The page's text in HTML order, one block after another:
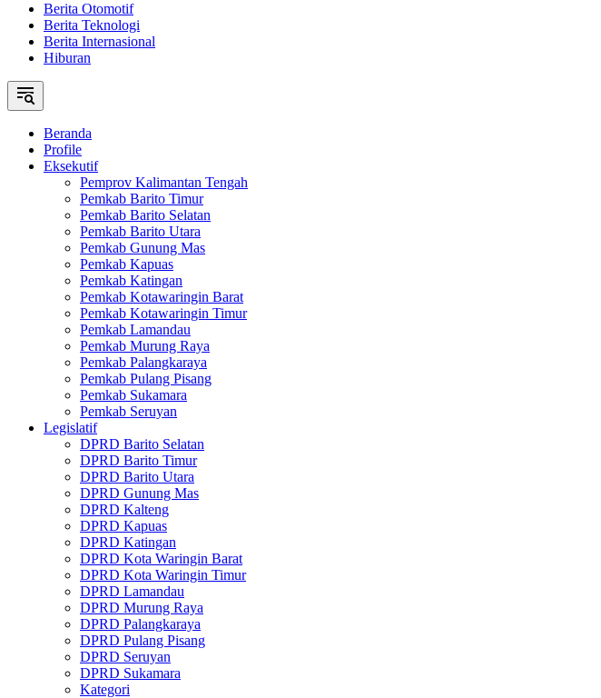
Berita Otomotif
Berita Teknologi
Berita Internasional
Hiburan
Beranda
Profile
Eksekutif
Pemprov Kalimantan Tengah
Pemkab Barito Timur
Pemkab Barito Selatan
Pemkab Barito Utara
Pemkab Gunung Mas
Pemkab Kapuas
Pemkab Katingan
Pemkab Kotawaringin Barat
Pemkab Kotawaringin Timur
Pemkab Lamandau
Pemkab Murung Raya
Pemkab Palangkaraya
Pemkab Pulang Pisang
Pemkab Sukamara
Pemkab Seruyan
Legislatif
DPRD Barito Selatan
DPRD Barito Timur
DPRD Barito Utara
DPRD Gunung Mas
DPRD Kalteng
DPRD Kapuas
DPRD Katingan
DPRD Kota Waringin Barat
DPRD Kota Waringin Timur
DPRD Lamandau
DPRD Murung Raya
DPRD Palangkaraya
DPRD Pulang Pisang
DPRD Seruyan
DPRD Sukamara
Kategori